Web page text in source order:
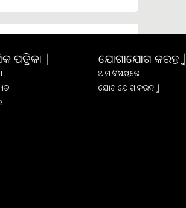
ପତ୍ରିକା | ଯୋଗାଯୋଗ କରନ୍ତୁ |
ଆମ ବିଷୟରେ
ଯୋଗାଯୋଗ କରନ୍ତୁ |